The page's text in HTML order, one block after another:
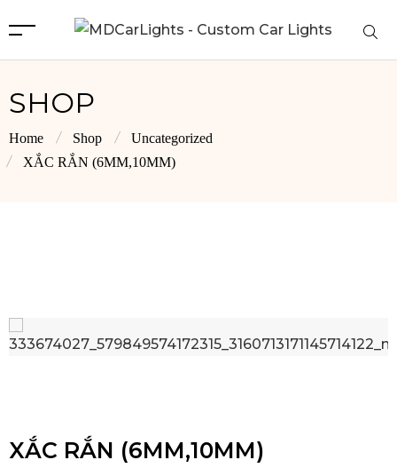
SHOP
Home Shop
Uncategorized
XẮC RẮN (6MM,10MM)
XẮC RẮN (6MM,10MM)